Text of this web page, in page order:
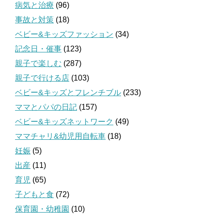
病気と治療 (96)
事故と対策 (18)
ベビー&キッズファッション (34)
記念日・催事 (123)
親子で楽しむ (287)
親子で行ける店 (103)
ベビー&キッズとフレンチブル (233)
ママとパパの日記 (157)
ベビー&キッズネットワーク (49)
ママチャリ&幼児用自転車 (18)
妊娠 (5)
出産 (11)
育児 (65)
子どもと食 (72)
保育園・幼稚園 (10)